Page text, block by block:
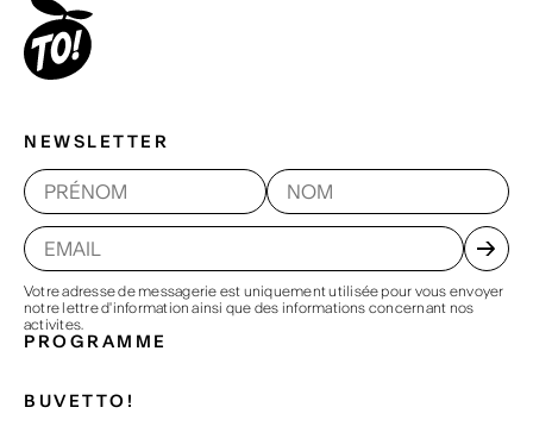
NEWSLETTER
Votre adresse de messagerie est uniquement utilisée pour vous envoyer
notre lettre d'information ainsi que des informations concernant nos
activites.
PROGRAMME
BUVETTO!